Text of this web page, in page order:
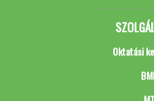
Oktatási